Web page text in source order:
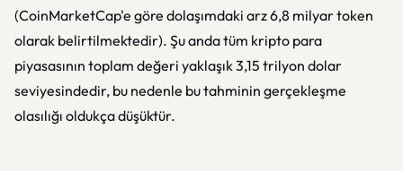
(CoinMarketCap'e göre dolaşımdaki arz 6,8 milyar token
olarak belirtilmektedir). Şu anda tüm kripto para
piyasasının toplam değeri yaklaşık 3,15 trilyon dolar
seviyesindedir, bu nedenle bu tahminin gerçekleşme
olasılığı oldukça düşüktür.